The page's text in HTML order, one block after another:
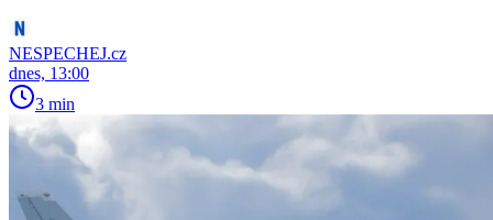
NESPECHEJ.cz
dnes, 13:00
3 min